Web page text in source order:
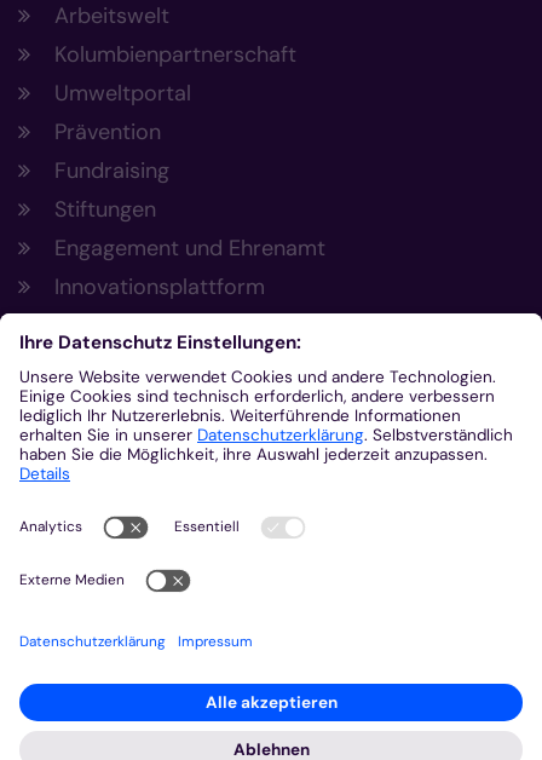
Arbeitswelt
Kolumbienpartnerschaft
Umweltportal
Prävention
Fundraising
Stiftungen
Engagement und Ehrenamt
Innovationsplattform
Aus der Plattform
Nachrichten
Veranstaltungen
Gottesdienste
Stellenangebote
Kirchenzeitung
Amtsblatt (Kirchlicher Anzeiger)
Rechtsdatenbank
Meldestelle gemäß Hinweisgeberschutzgesetz